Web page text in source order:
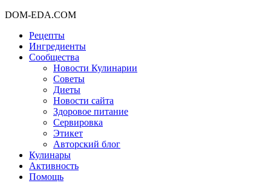
DOM-EDA.COM
Рецепты
Ингредиенты
Сообщества
Новости Кулинарии
Советы
Диеты
Новости сайта
Здоровое питание
Сервировка
Этикет
Авторский блог
Кулинары
Активность
Помощь